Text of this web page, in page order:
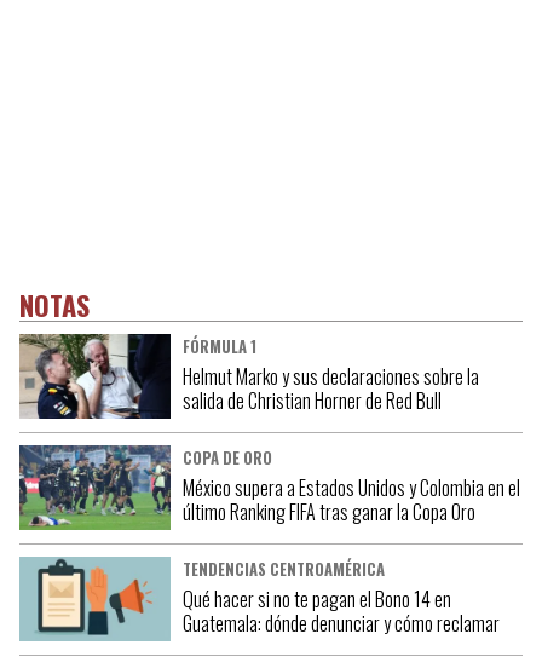
NOTAS
FÓRMULA 1
Helmut Marko y sus declaraciones sobre la
salida de Christian Horner de Red Bull
COPA DE ORO
México supera a Estados Unidos y Colombia en el
último Ranking FIFA tras ganar la Copa Oro
TENDENCIAS CENTROAMÉRICA
Qué hacer si no te pagan el Bono 14 en
Guatemala: dónde denunciar y cómo reclamar